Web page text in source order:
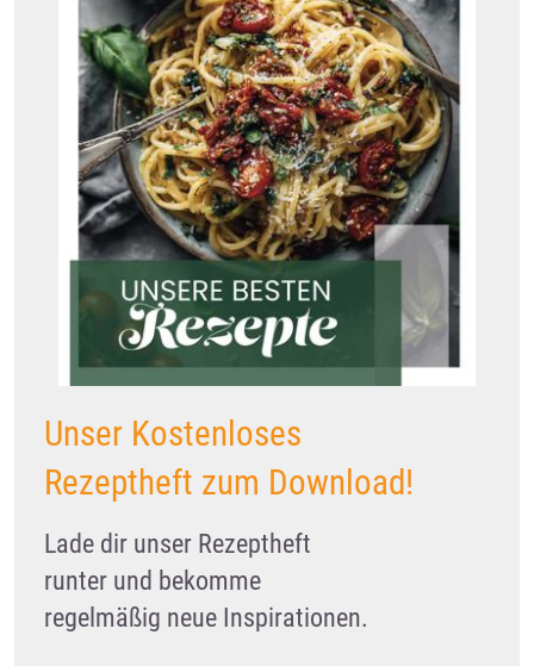
Unser Kostenloses
Rezeptheft zum Download!
Lade dir unser Rezeptheft
runter und bekomme
regelmäßig neue Inspirationen.